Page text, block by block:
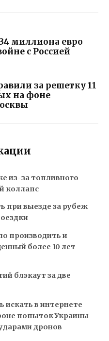
миллиона евро
с Россией
за решетку 11
на фоне
из-за топливного
коллапс
при выезде за рубеж
производить и
более 10 лет
блэкаут за две
в интернете
попыток Украины
дронов